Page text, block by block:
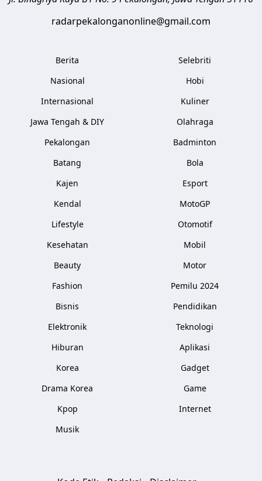
radarpekalonganonline@gmail.com
Berita
Nasional
Internasional
Jawa Tengah & DIY
Pekalongan
Batang
Kajen
Kendal
Lifestyle
Kesehatan
Beauty
Fashion
Bisnis
Elektronik
Hiburan
Korea
Drama Korea
Kpop
Musik
Selebriti
Hobi
Kuliner
Olahraga
Badminton
Bola
Esport
MotoGP
Otomotif
Mobil
Motor
Pemilu 2024
Pendidikan
Teknologi
Aplikasi
Gadget
Game
Internet